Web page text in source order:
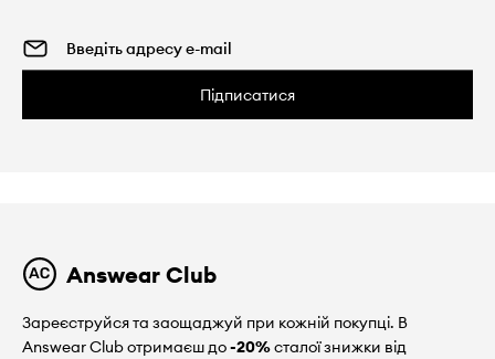
Підписатися
Answear Club
Зареєструйся та заощаджуй при кожній покупці. В
Answear Club отримаєш до-20%сталої знижки від